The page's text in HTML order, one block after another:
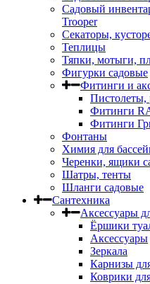
Садовый
Trooper
Секаторы,
Теплицы
Тяпки, мотыги,
Фигурки садовые
Фитинги и
Пистолеты,
Фитинги
Фитинги
Фонтаны
Химия для
Черенки, ящики
Шатры, тенты
Шланги садовые
Сантехника
Аксессуары
Ёршики
Аксессуары
Зеркала
Карнизы
Коврики